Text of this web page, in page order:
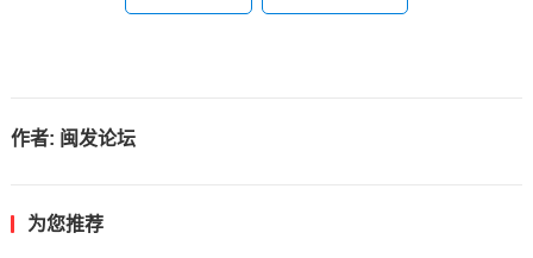
作者: 闽发论坛
为您推荐